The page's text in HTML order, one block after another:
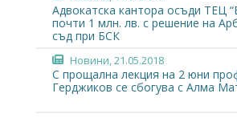
Адвокатска кантора осъди ТЕЦ
почти 1 млн. лв. с решение на
съд при БСК
Новини, 21.05.2018
С прощална лекция на 2 юни
Герджиков се сбогува с Алма